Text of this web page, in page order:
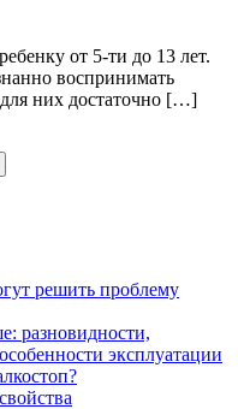
от 5-ти до 13 лет.
воспринимать
них достаточно […]
решить проблему
разновидности,
эксплуатации